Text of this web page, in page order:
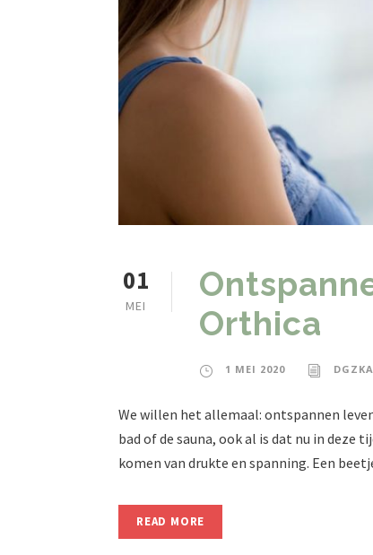
01
MEI
Orthica
1 MEI 2020
We willen het allemaal: ontspannen
bad of de sauna, ook al is dat nu in deze
komen van drukte en spanning. Een
READ MORE